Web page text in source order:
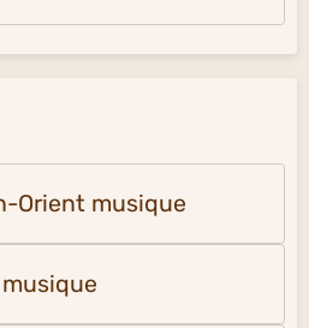
Orient musique